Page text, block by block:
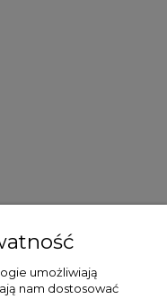
umożliwiają
nam dostosować